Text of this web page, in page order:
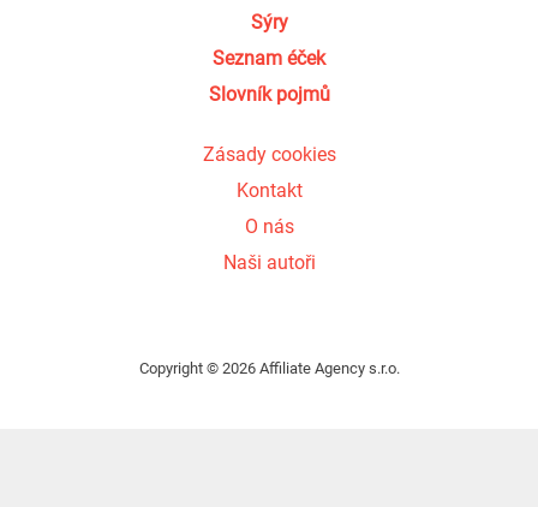
Sýry
Seznam éček
Slovník pojmů
Zásady cookies
Kontakt
O nás
Naši autoři
Copyright © 2026 Affiliate Agency s.r.o.